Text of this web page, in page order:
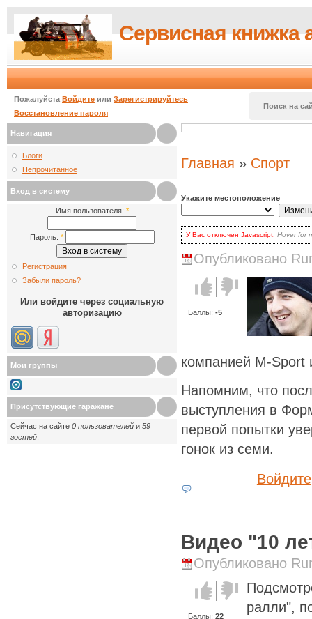
Сервисная книжка
Пожалуйста Войдите или Зарегистрируйтесь
Восстановление пароля
Поиск на
Навигация
Блоги
Непрочитанное
Вход в систему
Имя пользователя: *
Пароль: *
Регистрация
Забыли пароль?
Или войдите через социальную
авторизацию
Мои группы
Присутствующие гаражане
Сейчас на сайте 0 пользователей и 59
гостей
Главная » Спорт
Укажите местоположение
У Вас отключен Javascript. Hover for
для волнения: вы по-прежнему
включить Javascriptв браузере и
наиболее продвинутых.
Кликать на кнопкеUpdateкаждый
выбора.
Опубликовано
Голос за!Голос
против!
Баллы: -5
компанией M-Sport
Напомним, что
выступления в
первой попытки
гонок из семи.
Войдите
Видео "10
Опубликовано
Голос за!Голос
против!
Баллы: 22
ралли",